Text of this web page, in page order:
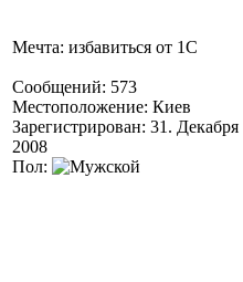
Мечта: избавиться от 1С
Сообщений: 573
Местоположение: Киев
Зарегистрирован: 31. Декабря
2008
Пол: